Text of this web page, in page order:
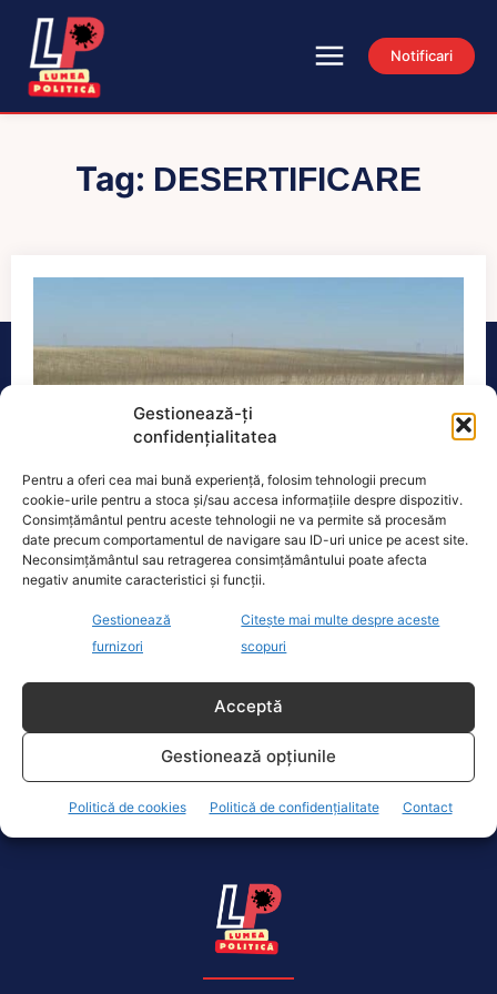
Gestionează-ți
confidențialitatea
Pentru a oferi cea mai bună experiență, folosim tehnologii precum
cookie-urile pentru a stoca și/sau accesa informațiile despre dispozitiv.
Consimțământul pentru aceste tehnologii ne va permite să procesăm
date precum comportamentul de navigare sau ID-uri unice pe acest site.
Neconsimțământul sau retragerea consimțământului poate afecta
negativ anumite caracteristici și funcții.
Gestionează
furnizori
Citește mai multe despre aceste
scopuri
Acceptă
Gestionează opțiunile
Politică de cookies Politică de confidențialitate Contact
Notificari
Tag: DESERTIFICARE
Alarmă climatică emisă de Mircea Fechet:
Sudul României, în pericol de deșertificare.
În 20 de ani va fi la fel ca-n Grecia. Care e...
Ministrul Mediului, Mircea Fechet, a lansat un
avertisment sever privind viitorul climatic al
României, în special al regiunilor sudice....